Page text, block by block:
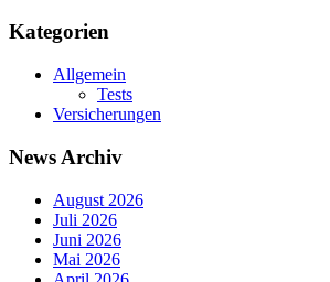
Kategorien
Allgemein
Tests
Versicherungen
News Archiv
August 2026
Juli 2026
Juni 2026
Mai 2026